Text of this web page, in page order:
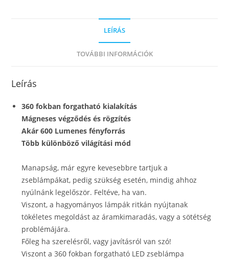
LEÍRÁS
TOVÁBBI INFORMÁCIÓK
Leírás
360 fokban forgatható kialakítás
Mágneses végződés és rögzítés
Akár 600 Lumenes fényforrás
Több különböző világítási mód
Manapság, már egyre kevesebbre tartjuk a
zseblámpákat, pedig szükség esetén, mindig ahhoz
nyúlnánk legelőször. Feltéve, ha van.
Viszont, a hagyományos lámpák ritkán nyújtanak
tökéletes megoldást az áramkimaradás, vagy a sötétség
problémájára.
Főleg ha szerelésről, vagy javításról van szó!
Viszont a 360 fokban forgatható LED zseblámpa